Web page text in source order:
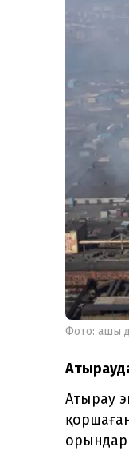
Фото: ашық
Атырау